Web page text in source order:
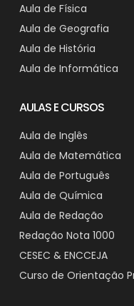
Aula de Física
Aula de Geografia
Aula de História
Aula de Informática
AULAS E CURSOS
Aula de Inglês
Aula de Matemática
Aula de Português
Aula de Química
Aula de Redação
Redação Nota 1000
CESEC & ENCCEJA
Curso de Orientação